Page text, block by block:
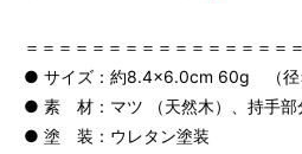
＝＝＝＝＝＝＝＝＝＝＝＝＝＝＝＝
● サイズ：約8.4×6.0cm 60g （径
● 素 材：マツ （天然木）、持手部
● 塗 装：ウレタン塗装